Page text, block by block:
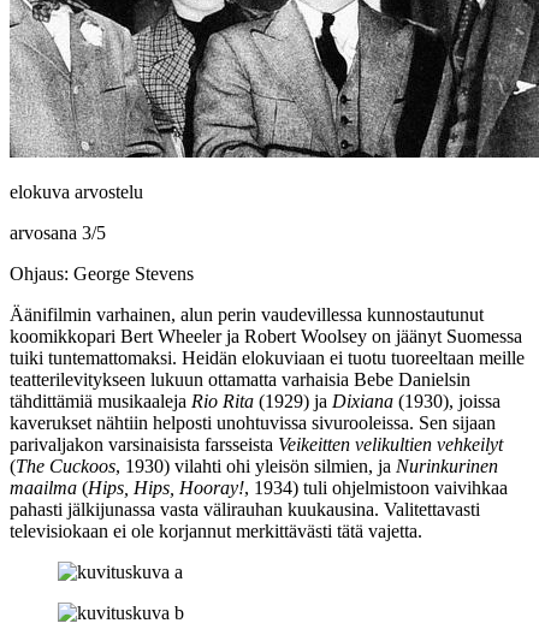
elokuva arvostelu
arvosana 3/5
Ohjaus: George Stevens
Äänifilmin varhainen, alun perin vaudevillessa kunnostautunut
koomikkopari Bert Wheelerja Robert Woolsey on jäänyt Suomessa
tuiki tuntemattomaksi. Heidän elokuviaan ei tuotu tuoreeltaan meille
teatterilevitykseen lukuun ottamatta varhaisia Bebe Danielsin
tähdittämiä musikaaleja Rio Rita (1929) ja Dixiana (1930), joissa
kaverukset nähtiin helposti unohtuvissa sivurooleissa. Sen sijaan
parivaljakon varsinaisista farsseista Veikeitten velikultien vehkeilyt
(The Cuckoos, 1930) vilahti ohi yleisön silmien, ja Nurinkurinen
maailma (Hips, Hips, Hooray!, 1934) tuli ohjelmistoon vaivihkaa
pahasti jälkijunassa vasta välirauhan kuukausina. Valitettavasti
televisiokaan ei ole korjannut merkittävästi tätä vajetta.